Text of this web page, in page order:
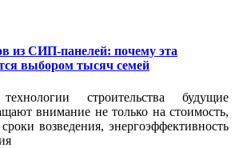
из СИП-панелей: почему эта
выбором тысяч семей
строительства будущие
внимание не только на стоимость,
возведения, энергоэффективность